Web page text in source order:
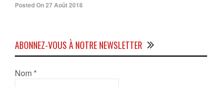
Posted On 27 Août 2018
ABONNEZ-VOUS À NOTRE NEWSLETTER
Nom *